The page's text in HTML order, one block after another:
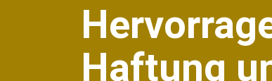
Haftung